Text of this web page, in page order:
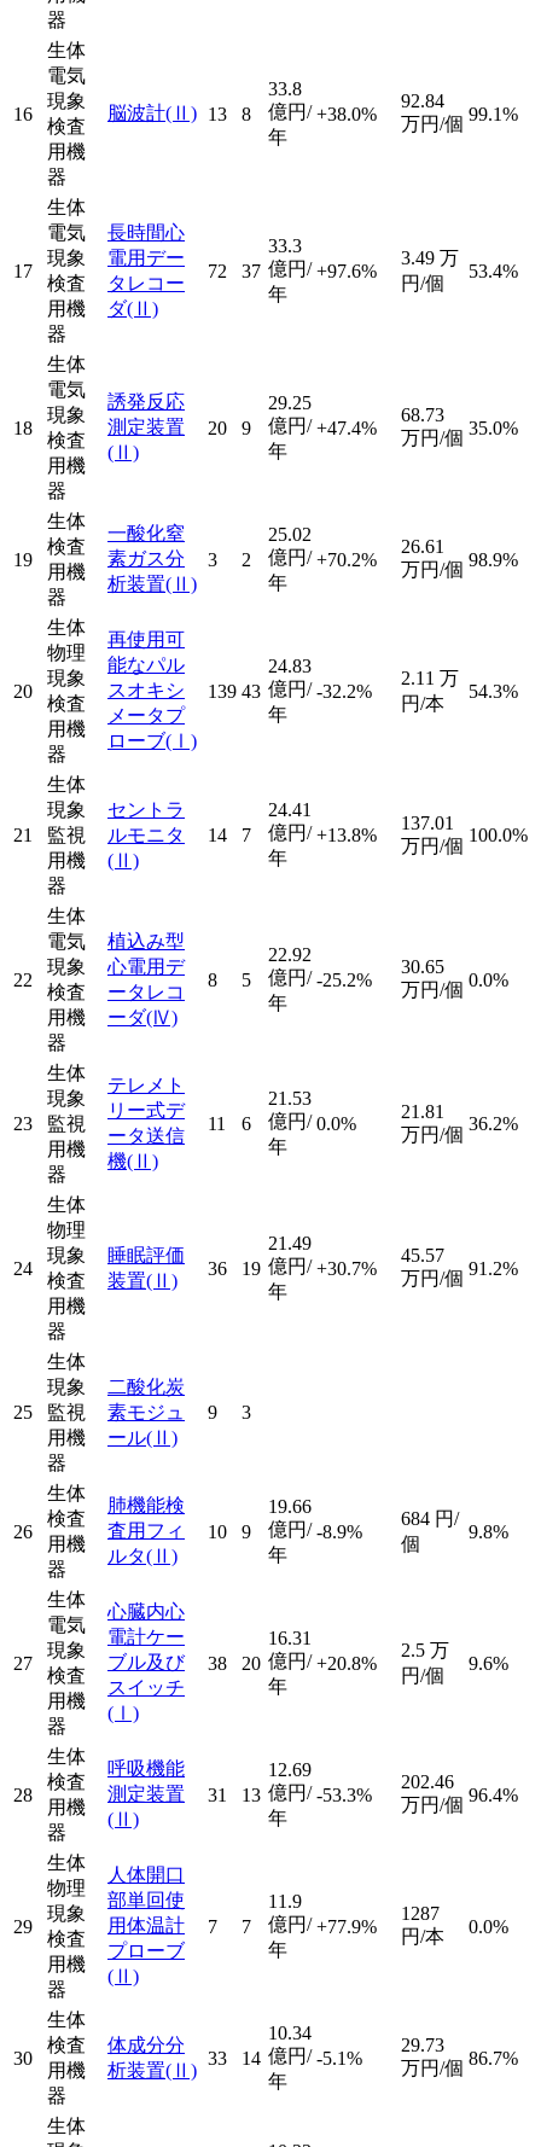
器
16
生体
電気
現象
検査
用機
器
脳波計(Ⅱ) 13 8
33.8
億円/
年
+38.0%
92.84
万円/個 99.1%
17
生体
電気
現象
検査
用機
器
長時間心
電用デー
タレコー
ダ(Ⅱ)
72 37
33.3
億円/
年
+97.6%
3.49 万
円/個
53.4%
18
生体
電気
現象
検査
用機
器
誘発反応
測定装置
(Ⅱ)
20 9
29.25
億円/
年
+47.4%
68.73
万円/個 35.0%
19
生体
検査
用機
器
一酸化窒
素ガス分
析装置(Ⅱ)
3 2
25.02
億円/
年
+70.2%
26.61
万円/個 98.9%
20
生体
物理
現象
検査
用機
器
再使用可
能なパル
スオキシ
メータプ
ローブ(Ⅰ)
139 43
24.83
億円/
年
-32.2%
2.11 万
円/本
54.3%
21
生体
現象
監視
用機
器
セントラ
ルモニタ
(Ⅱ)
14 7
24.41
億円/
年
+13.8%
137.01
万円/個
100.0%
22
生体
電気
現象
検査
用機
器
植込み型
心電用デ
ータレコ
ーダ(Ⅳ)
8 5
22.92
億円/
年
-25.2%
30.65
万円/個 0.0%
23
生体
現象
監視
用機
器
テレメト
リー式デ
ータ送信
機(Ⅱ)
11 6
21.53
億円/
年
0.0%
21.81
万円/個
36.2%
24
生体
物理
現象
検査
用機
器
睡眠評価
装置(Ⅱ)
36 19
21.49
億円/
年
+30.7%
45.57
万円/個 91.2%
25
生体
現象
監視
用機
器
二酸化炭
素モジュ
ール(Ⅱ)
9 3
26
生体
検査
用機
器
肺機能検
査用フィ
ルタ(Ⅱ)
10 9
19.66
億円/
年
-8.9%
684 円/
個
9.8%
27
生体
電気
現象
検査
用機
器
心臓内心
電計ケー
ブル及び
スイッチ
(Ⅰ)
38 20
16.31
億円/
年
+20.8%
2.5 万
円/個
9.6%
28
生体
検査
用機
器
呼吸機能
測定装置
(Ⅱ)
31 13
12.69
億円/
年
-53.3%
202.46
万円/個 96.4%
29
生体
物理
現象
検査
用機
器
人体開口
部単回使
用体温計
プローブ
(Ⅱ)
7 7
11.9
億円/
年
+77.9%
1287
円/本
0.0%
30
生体
検査
用機
器
体成分分
析装置(Ⅱ)
33 14
10.34
億円/
年
-5.1%
29.73
万円/個 86.7%
生体